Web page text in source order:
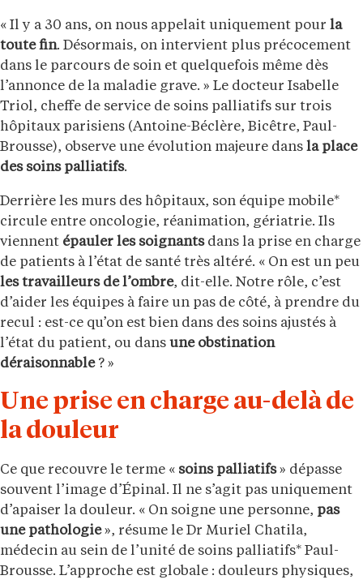
« Il y a 30 ans, on nous appelait uniquement pour la
toute fin. Désormais, on intervient plus précocement
dans le parcours de soin et quelquefois même dès
l’annonce de la maladie grave. » Le docteur Isabelle
Triol, cheffe de service de soins palliatifs sur trois
hôpitaux parisiens (Antoine-Béclère, Bicêtre, Paul-
Brousse), observe une évolution majeure dans la place
des soins palliatifs.
Derrière les murs des hôpitaux, son équipe mobile*
circule entre oncologie, réanimation, gériatrie. Ils
viennent épauler les soignants dans la prise en charge
de patients à l’état de santé très altéré. « On est un peu
les travailleurs de l’ombre, dit-elle. Notre rôle, c’est
d’aider les équipes à faire un pas de côté, à prendre du
recul : est-ce qu’on est bien dans des soins ajustés à
l’état du patient, ou dans une obstination
déraisonnable? »
Une prise en charge au-delà de
la douleur
Ce que recouvre le terme « soins palliatifs» dépasse
souvent l’image d’Épinal. Il ne s’agit pas uniquement
d’apaiser la douleur. « On soigne une personne, pas
une pathologie», résume le Dr Muriel Chatila,
médecin au sein de l’unité de soins palliatifs* Paul-
Brousse. L’approche est globale : douleurs physiques,